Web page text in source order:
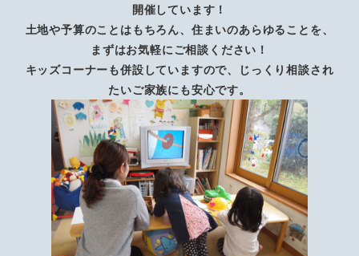
開催しています！
土地や予算のことはもちろん、住まいのあらゆることを、
まずはお気軽にご相談ください！
キッズコーナーも併設していますので、じっくり相談され
たいご家族にも安心です。